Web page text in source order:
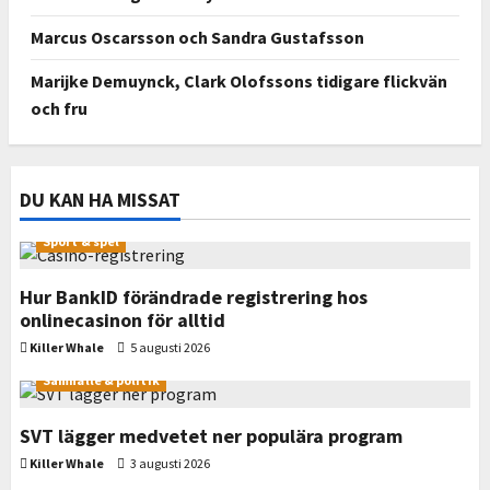
Marcus Oscarsson och Sandra Gustafsson
Marijke Demuynck, Clark Olofssons tidigare flickvän
och fru
DU KAN HA MISSAT
Sport & spel
Hur BankID förändrade registrering hos
onlinecasinon för alltid
Killer Whale
5 augusti 2026
Samhälle & politik
SVT lägger medvetet ner populära program
Killer Whale
3 augusti 2026